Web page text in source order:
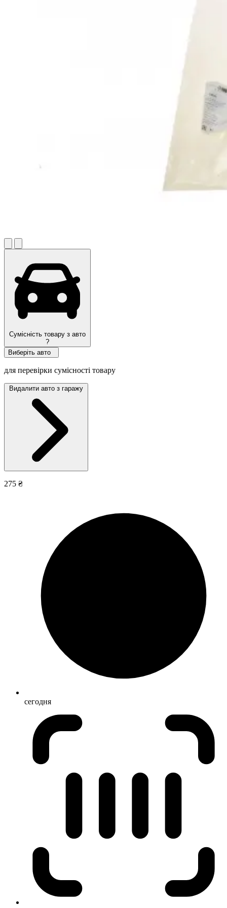
Сумісність товару з авто
?
Виберіть авто
для перевірки сумісності товару
Видалити авто з гаражу
275 ₴
сегодня